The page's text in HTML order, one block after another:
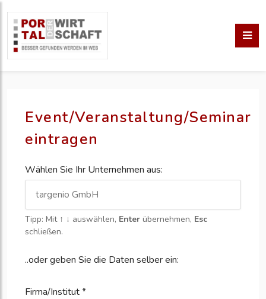
Event/Veranstaltung/Seminar
eintragen
Wählen Sie Ihr Unternehmen aus:
Tipp: Mit ↑ ↓ auswählen, Enter übernehmen, Esc
schließen.
..oder geben Sie die Daten selber ein:
Firma/Institut *